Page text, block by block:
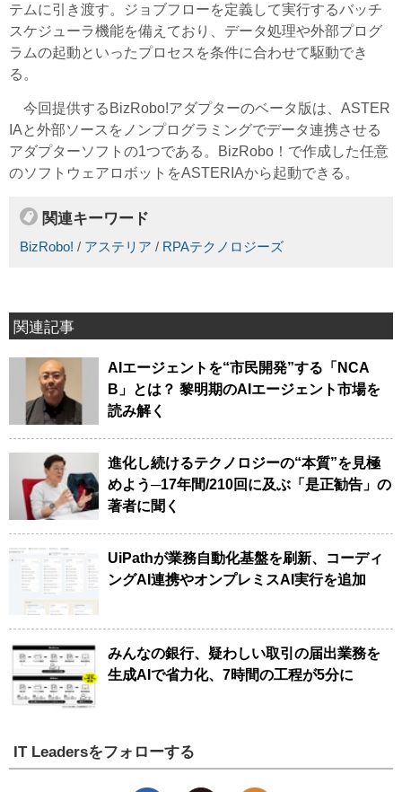
テムに引き渡す。ジョブフローを定義して実行するバッチ
スケジューラ機能を備えており、データ処理や外部プログ
ラムの起動といったプロセスを条件に合わせて駆動でき
る。
今回提供するBizRobo!アダプターのベータ版は、ASTER
IAと外部ソースをノンプログラミングでデータ連携させる
アダプターソフトの1つである。BizRobo！で作成した任意
のソフトウェアロボットをASTERIAから起動できる。
関連キーワード
BizRobo! / アステリア / RPAテクノロジーズ
関連記事
AIエージェントを“市民開発”する「NCA
B」とは？ 黎明期のAIエージェント市場を
読み解く
進化し続けるテクノロジーの“本質”を見極
めよう─17年間/210回に及ぶ「是正勧告」の
著者に聞く
UiPathが業務自動化基盤を刷新、コーディ
ングAI連携やオンプレミスAI実行を追加
みんなの銀行、疑わしい取引の届出業務を
生成AIで省力化、7時間の工程が5分に
IT Leadersをフォローする